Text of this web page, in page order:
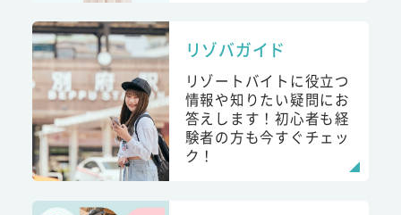
リゾバガイド
リゾートバイトに役立つ
情報や知りたい疑問にお
答えします！初心者も経
験者の方も今すぐチェッ
ク！